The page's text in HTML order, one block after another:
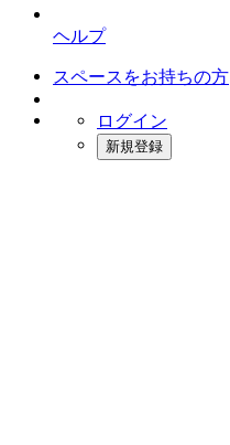
ヘルプ
スペースをお持ちの方
ログイン
新規登録